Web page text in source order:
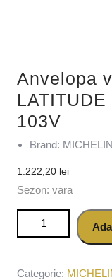
Anvelopa
103V
Brand: MICHELIN
1.222,20 lei
Sezon: vara
Cantitate Anvelopa
235/50 R19 103V
Categorie: